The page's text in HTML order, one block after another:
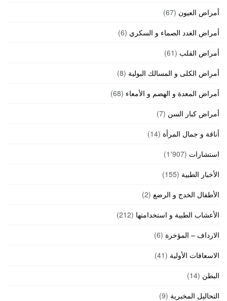
أمراض العيون (67)
أمراض الغدد الصماء و السكري (6)
أمراض القلب (61)
أمراض الكلى و المسالك البولية (8)
أمراض المعدة و الهضم و الأمعاء (68)
أمراض كبار السن (7)
أناقة و جمال المرأة (14)
استشارات (1٬907)
الأخبار الطبية (155)
الأطفال الخدج و الرضع (2)
الأعشاب الطبية و استخدامتها (212)
الارداف – المؤخرة (6)
الاسعافات الأولية (41)
البطن (14)
التحاليل المخبرية (9)